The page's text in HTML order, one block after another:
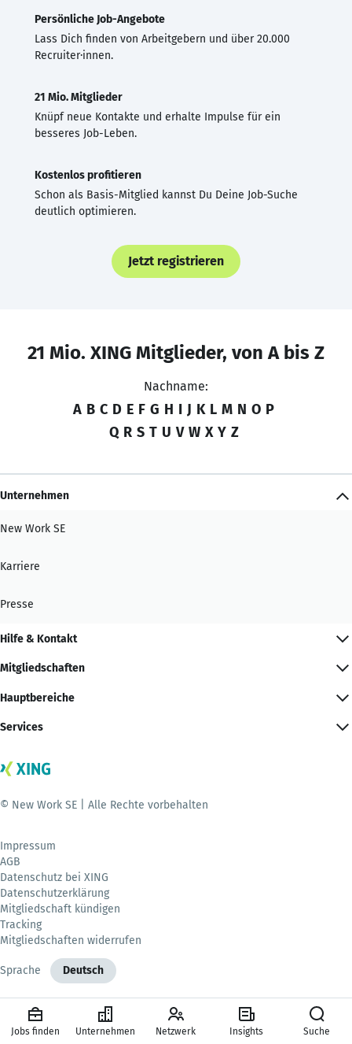
Persönliche Job-Angebote
Lass Dich finden von Arbeitgebern und über 20.000
Recruiter·innen.
21 Mio. Mitglieder
Knüpf neue Kontakte und erhalte Impulse für ein
besseres Job-Leben.
Kostenlos profitieren
Schon als Basis-Mitglied kannst Du Deine Job-Suche
deutlich optimieren.
Jetzt registrieren
21 Mio. XING Mitglieder, von A bis Z
Nachname:
A B C D E F G H I J K L M N O P
Q R S T U V W X Y Z
Unternehmen
New Work SE
Karriere
Presse
Hilfe & Kontakt
Mitgliedschaften
Hauptbereiche
Services
© New Work SE | Alle Rechte vorbehalten
Impressum
AGB
Datenschutz bei XING
Datenschutzerklärung
Mitgliedschaft kündigen
Tracking
Mitgliedschaften widerrufen
Sprache Deutsch
Jobs finden Unternehmen Netzwerk Insights Suche